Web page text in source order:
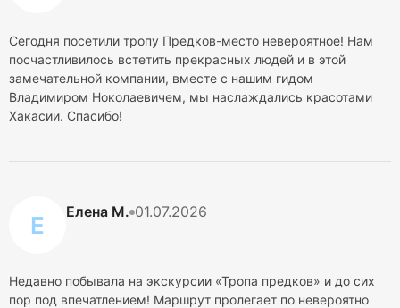
Сегодня посетили тропу Предков-место невероятное! Нам
посчастливилось встетить прекрасных людей и в этой
замечательной компании, вместе с нашим гидом
Владимиром Ноколаевичем, мы наслаждались красотами
Хакасии. Спасибо!
Е Елена М. 01.07.2026
Недавно побывала на экскурсии «Тропа предков» и до сих
пор под впечатлением! Маршрут пролегает по невероятно